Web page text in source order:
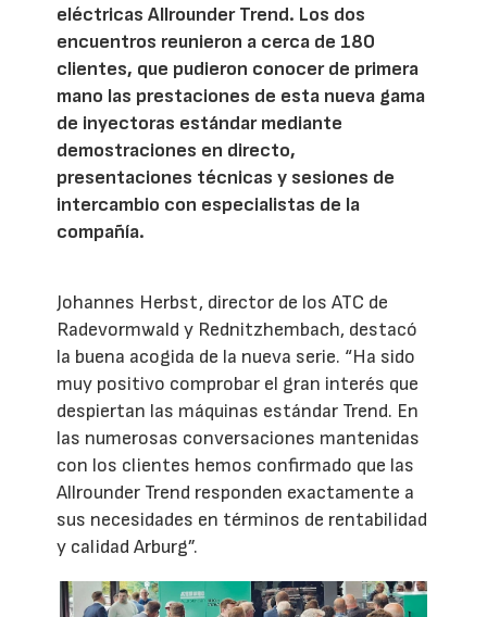
eléctricas Allrounder Trend. Los dos
encuentros reunieron a cerca de 180
clientes, que pudieron conocer de primera
mano las prestaciones de esta nueva gama
de inyectoras estándar mediante
demostraciones en directo,
presentaciones técnicas y sesiones de
intercambio con especialistas de la
compañía.
Johannes Herbst, director de los ATC de
Radevormwald y Rednitzhembach, destacó
la buena acogida de la nueva serie. “Ha sido
muy positivo comprobar el gran interés que
despiertan las máquinas estándar Trend. En
las numerosas conversaciones mantenidas
con los clientes hemos confirmado que las
Allrounder Trend responden exactamente a
sus necesidades en términos de rentabilidad
y calidad Arburg”.